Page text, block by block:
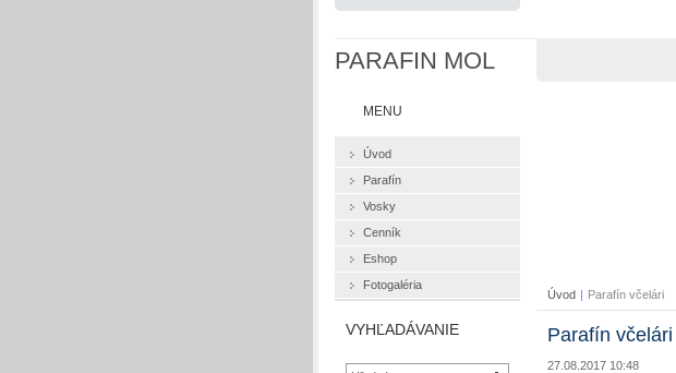
PARAFIN MOL
Úvod | Parafín včelári
Parafín včelári
27.08.2017 10:48
MENU
Úvod
Parafín
Vosky
Cenník
Eshop
Fotogaléria
VYHĽADÁVANIE